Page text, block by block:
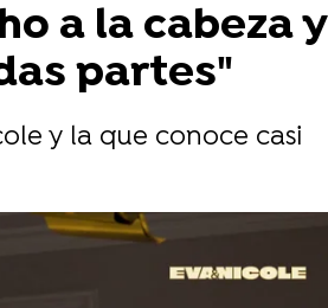
a la cabeza y
partes"
y la que conoce casi
lo que va a hacer"